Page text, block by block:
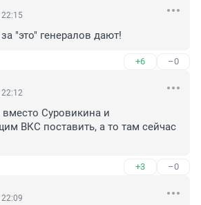
22:15
"это" генералов дают!
+6 –0
22:12
Суровикина и
ВКС поставить, а то там сейчас
+3 –0